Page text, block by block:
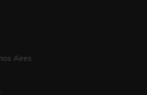
Aires